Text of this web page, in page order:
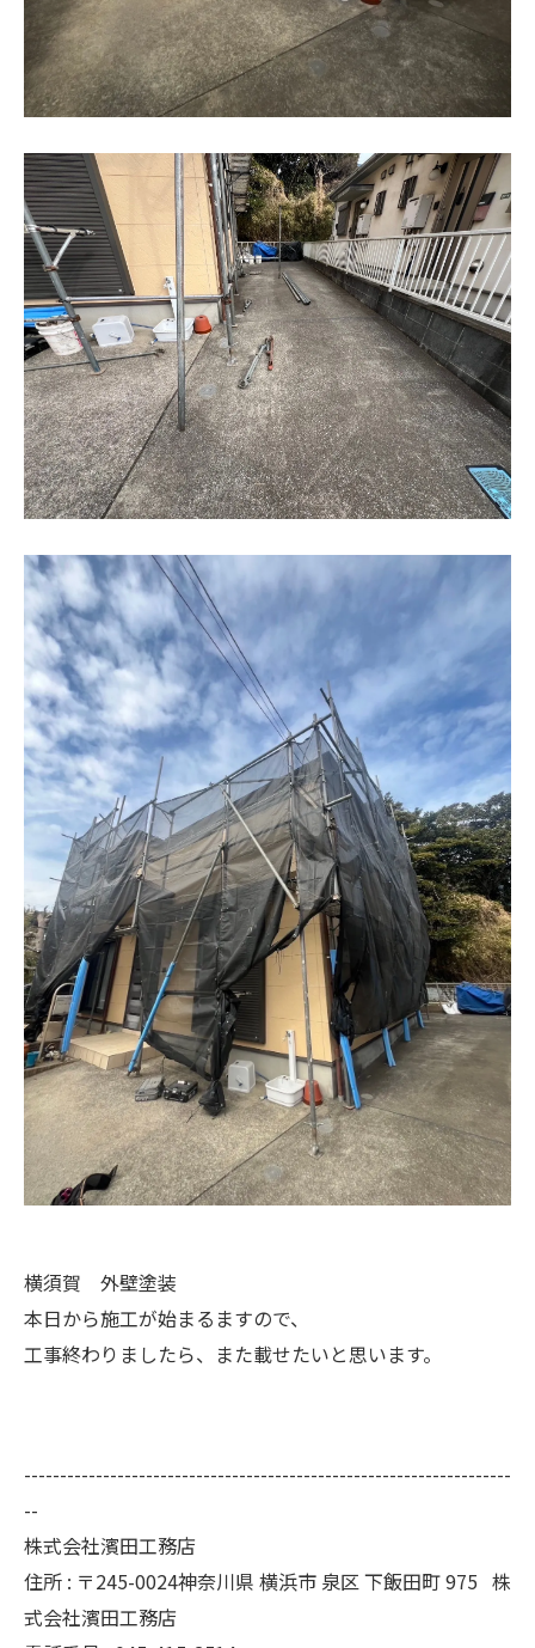
横須賀 外壁塗装
本日から施工が始まるますので、
工事終わりましたら、また載せたいと思います。
--------------------------------------------------------------------
--
株式会社濱田工務店
住所 : 〒245-0024神奈川県 横浜市 泉区 下飯田町 975 株
式会社濱田工務店